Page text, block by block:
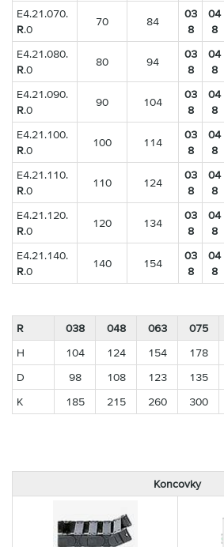
E4.21.070.
R.0
70 84
03
8
04
8
E4.21.080.
R.0
80 94
03
8
04
8
E4.21.090.
R.0
90 104
03
8
04
8
E4.21.100.
R.0
100 114
03
8
04
8
E4.21.110.
R.0
110 124
03
8
04
8
E4.21.120.
R.0
120 134
03
8
04
8
E4.21.140.
R.0
140 154
03
8
04
8
R 038 048 063 075
H
104 124 154 178
D
98 108 123 135
K
185 215 260 300
Koncovky